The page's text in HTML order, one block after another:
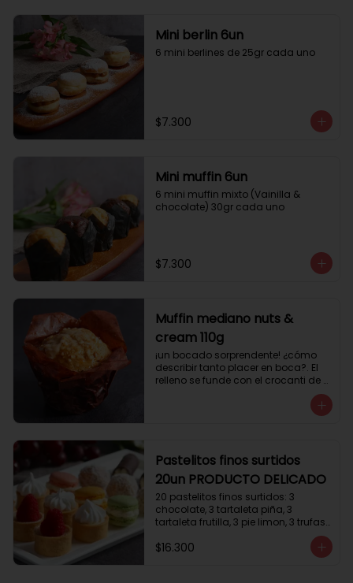
Mini berlin 6un
6 mini berlines de 25gr cada uno
$7.300
Mini muffin 6un
6 mini muffin mixto (Vainilla &
chocolate) 30gr cada uno
$7.300
Muffin mediano nuts &
cream 110g
¡un bocado sorprendente! ¿cómo
describir tanto placer en boca?. El
relleno se funde con el crocanti de
avellanas que potencia su masa
exquisita. Esponjosa masa de color
tostado y sabor vainilla que incluye
Relleno de crema de leche con
avellanas (15%) y decorado con
crocanti de avellanas.
Pastelitos finos surtidos
20un PRODUCTO DELICADO
20 pastelitos finos surtidos: 3
chocolate, 3 tartaleta piña, 3
tartaleta frutilla, 3 pie limon, 3 trufas
crema, 2 macarrones
$16.300